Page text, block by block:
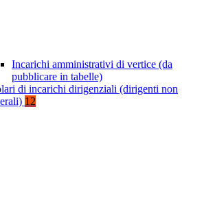
Incarichi amministrativi di vertice (da
pubblicare in tabelle)
di incarichi dirigenziali (dirigenti non
12